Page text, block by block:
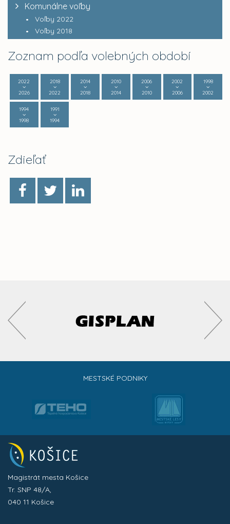
Komunálne voľby
Voľby 2022
Voľby 2018
Zoznam podľa volebných období
2022
2026
2018
2022
2014
2018
2010
2014
2006
2010
2002
2006
1998
2002
1994
1998
1991
1994
Zdieľať
MESTSKÉ PODNIKY
Magistrát mesta Košice
Tr. SNP 48/A,
040 11 Košice